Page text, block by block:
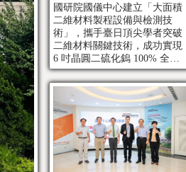
國研院國儀中心建立「大面積
二維材料製程設備與檢測技
術」，攜手臺日頂尖學者突破
二維材料關鍵技術，成功實現
6 吋晶圓二硫化鎢 100% 全覆
蓋的高均勻連續膜。